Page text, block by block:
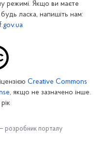
режимі. Якщо ви маєте
ласка, напишіть нам:
Creative Commons
, якщо не зазначено інше.
розробник порталу